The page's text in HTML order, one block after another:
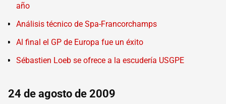
año
Análisis técnico de Spa-Francorchamps
Al final el GP de Europa fue un éxito
Sébastien Loeb se ofrece a la escudería USGPE
24 de agosto de 2009